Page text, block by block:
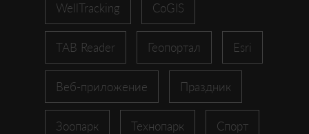
WellTracking CoGIS
TAB Reader Геопортал Esri
Веб-приложение Праздник
Зоопарк Технопарк Спорт